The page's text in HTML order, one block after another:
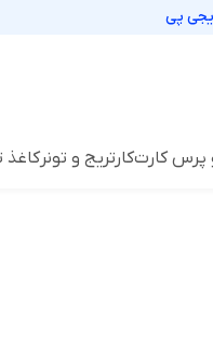
پی
پرس کارتکارتریج و تونرکاغذ